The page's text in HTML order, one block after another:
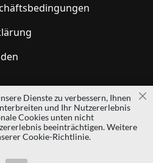
| All rights reserved
properties of their respective
Dienste zu verbessern, Ihnen
und Ihr Nutzererlebnis
Cookies unten nicht
beeinträchtigen. Weitere
Cookie-Richtlinie.